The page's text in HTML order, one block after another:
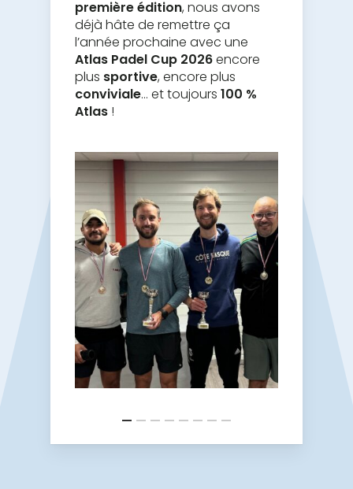
première édition, nous avons
déjà hâte de remettre ça
l’année prochaine avec une
Atlas Padel Cup 2026encore
plus sportive, encore plus
conviviale… et toujours100 %
Atlas !